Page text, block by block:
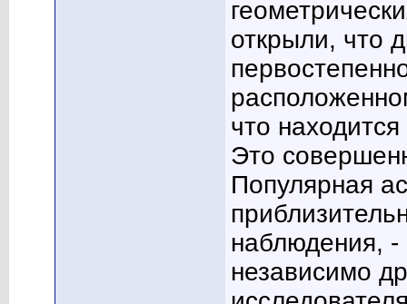
открыли, что
что
Это
Популярная
наблюдения, -
независимо